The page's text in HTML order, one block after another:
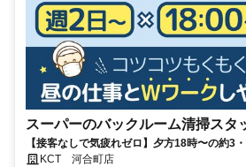
スーパーのバックルーム清掃スタ
【接客なしで気疲れゼロ】夕方18時〜の約3
OK/副業・WワークOK！ 週2～の短時間勤務
KCT 河合町店